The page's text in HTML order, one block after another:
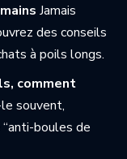
Jamais
des conseils
à poils longs.
comment
souvent,
boules de